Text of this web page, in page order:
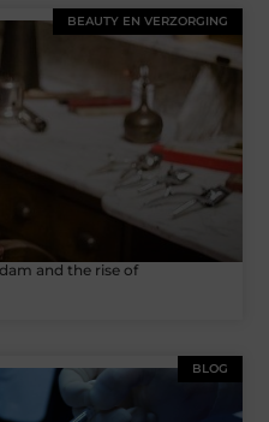
BEAUTY EN VERZORGING
and the rise of
BLOG